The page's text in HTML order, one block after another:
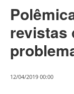
revistas
12/04/2019 00:00